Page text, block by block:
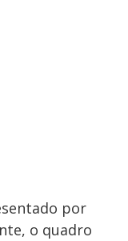
por
o quadro